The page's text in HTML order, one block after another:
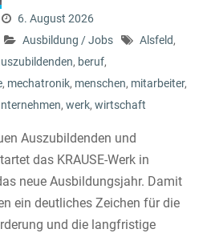
6. August 2026
Ausbildung / Jobs Alsfeld,
, beruf,
, mechatronik, menschen, mitarbeiter,
, werk, wirtschaft
Auszubildenden und
das KRAUSE-Werk in
neue Ausbildungsjahr. Damit
ein deutliches Zeichen für die
und die langfristige